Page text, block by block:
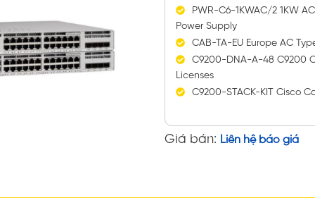
PWR-C6-1KWAC/2 1KW
Power Supply
CAB-TA-EU Europe AC
C9200-DNA-A-48 C9200
Licenses
C9200-STACK-KIT Cisco
Giá bán: Liên hệ báo giá